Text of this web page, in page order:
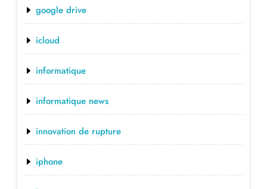
google drive
icloud
informatique
informatique news
innovation de rupture
iphone